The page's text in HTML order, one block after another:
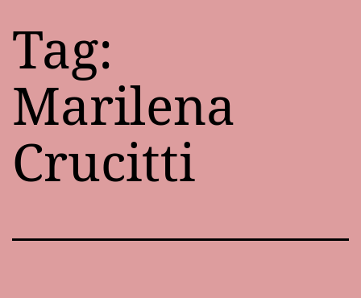
Tag:
Marilena
Crucitti